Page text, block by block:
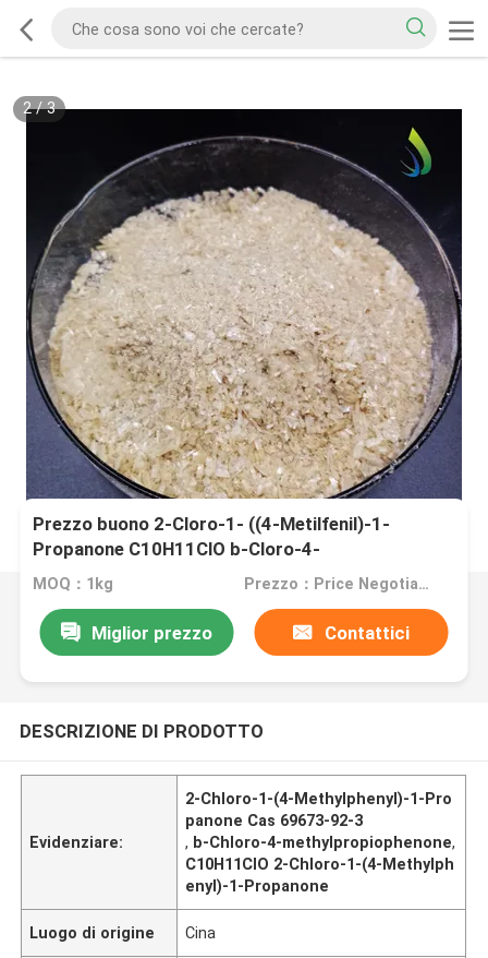
2/3
Prezzo buono 2-Cloro-1- ((4-Metilfenil)-1-
Propanone C10H11ClO b-Cloro-4-
Metilpropiophenone Cas 69673-92-3
MOQ：1kg Prezzo：Price Negotiable
Miglior prezzo Contattici
DESCRIZIONE DI PRODOTTO
Evidenziare:
2-Chloro-1-(4-Methylphenyl)-1-Pro
panone Cas 69673-92-3
, b-Chloro-4-methylpropiophenone,
C10H11ClO 2-Chloro-1-(4-Methylph
enyl)-1-Propanone
Luogo di origine Cina